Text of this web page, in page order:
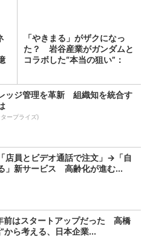
「やきまる」がザクになっ
た？ 岩谷産業がガンダムと
コラボした“本当の狙い”：
ッジ管理を革新 組織知を統合す
ープライズ)
店員とビデオ通話で注文」→「自
」新サービス 高齢化が進む...
前はスタートアップだった 高橋
から考える、日本企業...